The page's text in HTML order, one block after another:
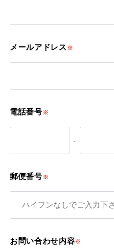
メールアドレス ※
電話番号※
-
郵便番号※
お問い合わせ内容※